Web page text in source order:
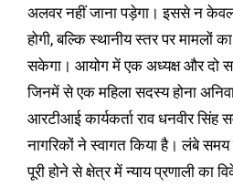
अलवर नहीं जाना पड़ेगा। इससे न
होगी, बल्कि स्थानीय स्तर पर मामलों
सकेगा। आयोग में एक अध्यक्ष और दो
जिनमें से एक महिला सदस्य होना
आरटीआई कार्यकर्ता राव धनवीर
नागरिकों ने स्वागत किया है। लंबे
पूरी होने से क्षेत्र में न्याय प्रणाली का